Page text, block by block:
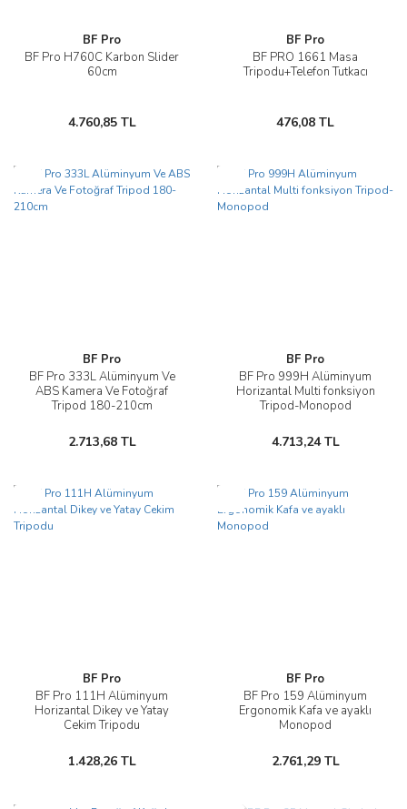
BF Pro
BF Pro H760C Karbon Slider
60cm
4.760,85 TL
BF Pro
BF PRO 1661 Masa
Tripodu+Telefon Tutkacı
476,08 TL
BF Pro
BF Pro 333L Alüminyum Ve
ABS Kamera Ve Fotoğraf
Tripod 180-210cm
2.713,68 TL
BF Pro
BF Pro 999H Alüminyum
Horizantal Multi fonksiyon
Tripod-Monopod
4.713,24 TL
BF Pro
BF Pro 111H Alüminyum
Horizantal Dikey ve Yatay
Cekim Tripodu
1.428,26 TL
BF Pro
BF Pro 159 Alüminyum
Ergonomik Kafa ve ayaklı
Monopod
2.761,29 TL